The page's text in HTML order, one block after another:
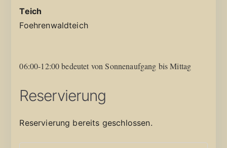
Teich
Foehrenwaldteich
06:00-12:00 bedeutet von Sonnenaufgang bis Mittag
Reservierung
Reservierung bereits geschlossen.